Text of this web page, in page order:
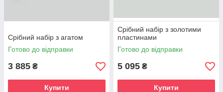
Срібний набір з агатом
Готово до відправки
3 885 ₴
Купити
Срібний набір з золотими
пластинами
Готово до відправки
5 095 ₴
Купити